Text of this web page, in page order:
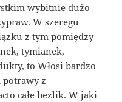
wybitnie dużo
W szeregu
z tym pomiędzy
tymianek,
to Włosi bardzo
z
całe bezlik. W jaki